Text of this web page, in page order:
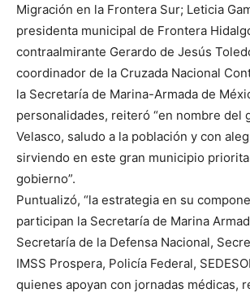
Migración en la Frontera Sur; Leticia
presidenta municipal de Frontera
contraalmirante Gerardo de Jesús
coordinador de la Cruzada Nacional
la Secretaría de Marina-Armada de
personalidades, reiteró “en nombre del
Velasco, saludo a la población y con
sirviendo en este gran municipio
gobierno”.
Puntualizó, “la estrategia en su
participan la Secretaría de Marina
Secretaría de la Defensa Nacional,
IMSS Prospera, Policía Federal,
quienes apoyan con jornadas médicas,